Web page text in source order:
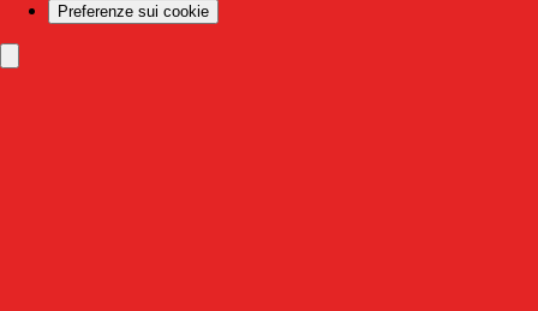
Preferenze sui cookie